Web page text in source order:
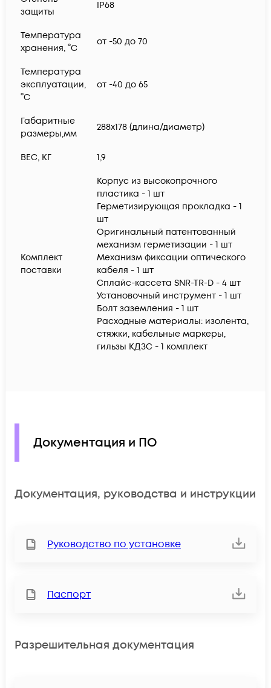
защиты
IP68
Температура
хранения, °C
от -50 до 70
Температура
эксплуатации,
°C
от -40 до 65
Габаритные
размеры,мм
288х178 (длина/диаметр)
ВЕС, КГ 1,9
Комплект
поставки
Корпус из высокопрочного
пластика - 1 шт
Герметизирующая прокладка - 1
шт
Оригинальный патентованный
механизм герметизации - 1 шт
Механизм фиксации оптического
кабеля - 1 шт
Сплайс-кассета SNR-TR-D - 4 шт
Установочный инструмент - 1 шт
Болт заземления - 1 шт
Расходные материалы: изолента,
стяжки, кабельные маркеры,
гильзы КДЗС - 1 комплект
Документация и ПО
Документация, руководства и инструкции
Руководство по установке
Паспорт
Разрешительная документация